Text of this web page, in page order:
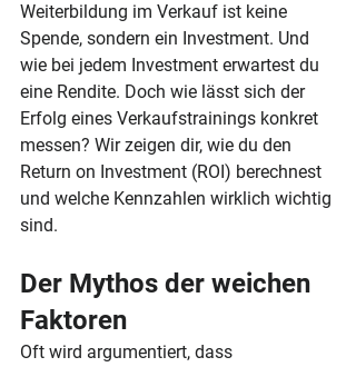
Weiterbildung im Verkauf ist keine
Spende, sondern ein Investment. Und
wie bei jedem Investment erwartest du
eine Rendite. Doch wie lässt sich der
Erfolg eines Verkaufstrainings konkret
messen? Wir zeigen dir, wie du den
Return on Investment (ROI) berechnest
und welche Kennzahlen wirklich wichtig
sind.
Der Mythos der weichen
Faktoren
Oft wird argumentiert, dass